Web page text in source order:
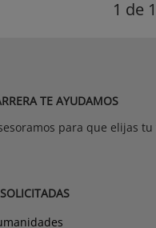
1 de 1
TE AYUDAMOS
para que elijas